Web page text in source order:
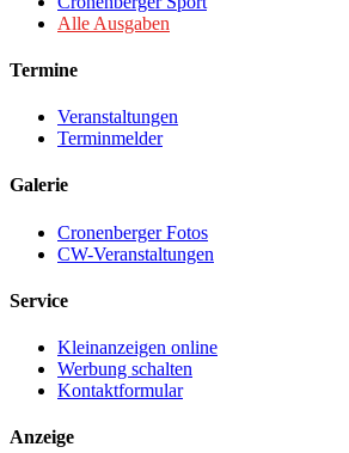
Alle Ausgaben
Termine
Veranstaltungen
Terminmelder
Galerie
Cronenberger Fotos
CW-Veranstaltungen
Service
Kleinanzeigen online
Werbung schalten
Kontaktformular
Anzeige